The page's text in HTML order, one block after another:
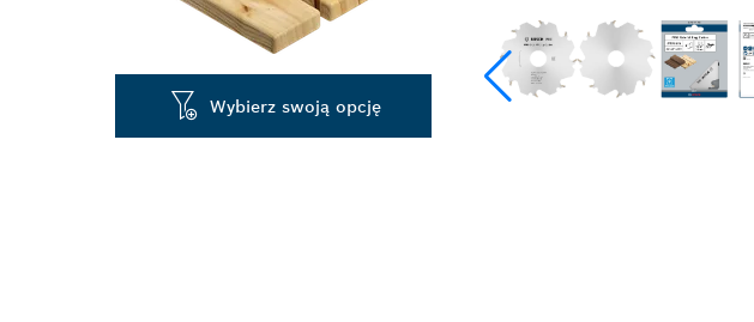
Wybierz swoją opcję